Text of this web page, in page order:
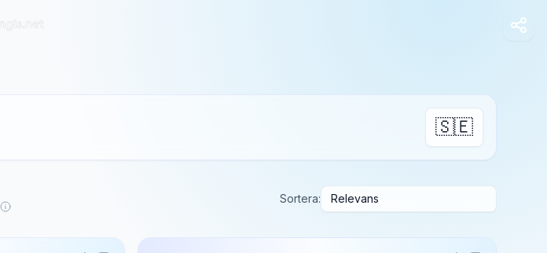
🇸🇪
Sortera: